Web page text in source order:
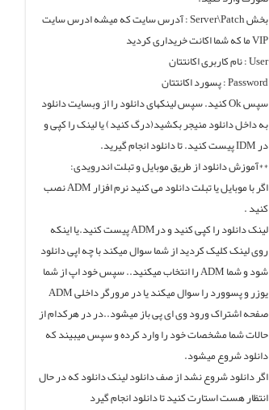
بخش Server\Patch : آدرس سایت که میشه ادرس سایت
VIP ما که شما اکانت خریداری کردید
User : نام کاربری اکانتتان
Password : پسورد اکانتتان
سپس Ok کنید. سپس لینکهای دانلود را از وبسایت دانلود
به داخل دانلود منیجر بکشید(درگ کنید) یا لینک را کپی و
در IDM پیست کنید. تا دانلود انجام گیرید.
**آموزش دانلود از طریق موبایل و تبلت اندرویدی:
اگر با موبایل یا تبلت دانلود می کنید نرم افزار ADM نصب
کنید .
لینک دانلود را کپی کنید و درADM پیست کنید.یا اینکه
روی لینک کلیک کردید از شما سوال میکند با چه اپی دانلود
شود و شما ADM را انتخاب میکنید.. سپس خود اپ از شما
یوزر و پسوورد را سوال میکند یا در مرورگر داخلی ADM
صفحه اشتراک ورود وی ای پی باز میشود..در در هرکدام از
حالات شما مشخصات خود را وارد کرده و سپس میبیند که
دانلود شروع میشود.
اگر دانلود شروع نشد از صف دانلود لینک دانلود که در حال
انتظار هست استارت کنید تا دانلود انجام گیرد